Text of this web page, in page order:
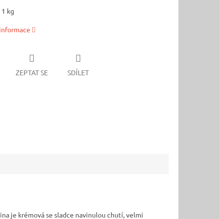
kg
ZEPTAT SE SDÍLET
je krémová se sladce navinulou chutí, velmi